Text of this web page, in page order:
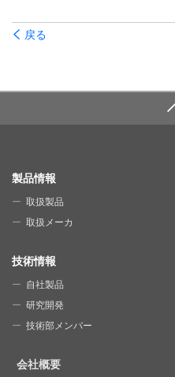
戻る
SITE MAP
製品情報
取扱製品
取扱メーカ
技術情報
自社製品
研究開発
技術部メンバー
会社概要